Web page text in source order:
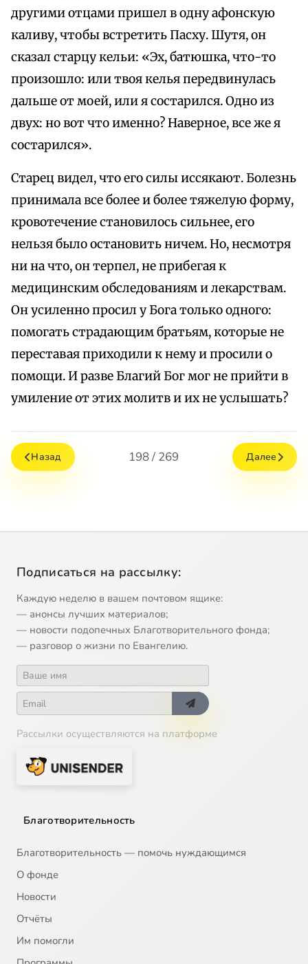
другими отцами пришел в одну афонскую
каливу, чтобы встретить Пасху. Шутя, он
сказал старцу кельи: «Эх, батюшка, что-то
произошло: или твоя келья передвинулась
дальше от моей, или я состарился. Одно из
двух: но вот что именно? Наверное, все же я
состарился».
Старец видел, что его силы иссякают. Болезнь
принимала все более и более тяжелую форму,
кровотечение становилось сильнее, его
нельзя было остановить ничем. Но, несмотря
ни на что, он терпел, не прибегая к
медицинским обследованиям и лекарствам.
Он усиленно просил у Бога только одного:
помогать страдающим братьям, которые не
переставая приходили к нему и просили о
помощи. И разве Благий Бог мог не прийти в
умиление от этих молитв и их не услышать?
Назад 198 / 269 Далее
Подписаться на рассылку:
Каждую неделю в вашем почтовом ящике:
— анонсы лучших материалов;
— новости подопечных Благотворительного фонда;
— разговор о жизни по Евангелию.
Рассылки осуществляются на платформе
Благотворительность
Благотворительность — помочь нуждающимся
О фонде
Новости
Отчёты
Им помогли